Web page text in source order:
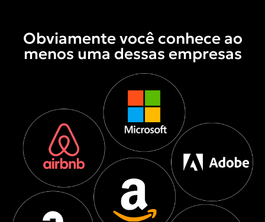
Obviamente você conhece ao
menos uma dessas empresas